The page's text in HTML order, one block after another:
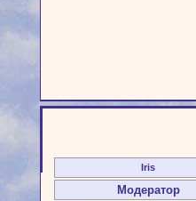
Iris
Модератор